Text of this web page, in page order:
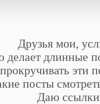
Друзья мои,
делает длинные
эти
посты
Даю